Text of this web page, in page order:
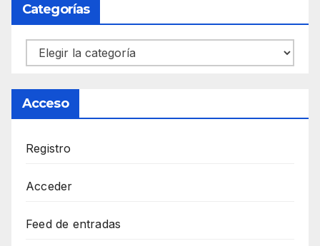
Categorías
Categorías
Acceso
Registro
Acceder
Feed de entradas